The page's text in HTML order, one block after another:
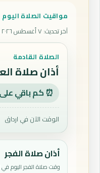
مواقيت الصلاة اليوم
آخر تحديث:٧ أغسطس ٢٠٢٦ في ١٢:١٨ ص
الصلاة القادمة
أذان صلاة
⏰ كم باقي على
الوقت الآن في ارداق
أذان صلاة الفجر
وقت صلاة الفجر اليوم في